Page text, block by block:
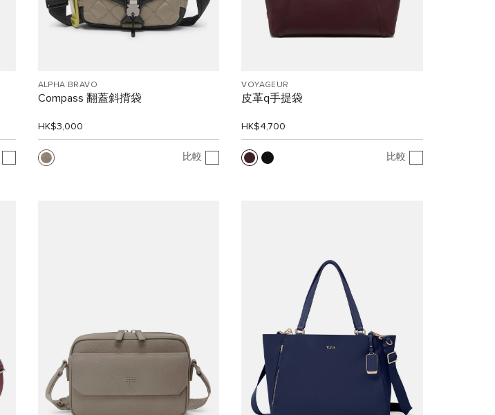
ALPHA BRAVO
Compass 翻蓋斜揹袋
HK$3,000
比較
VOYAGEUR
皮革q手提袋
HK$4,700
比較